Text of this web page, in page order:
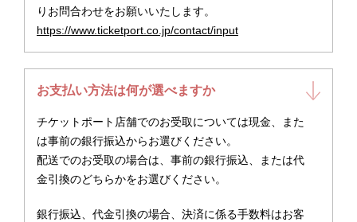
りお問合わせをお願いいたします。
https://www.ticketport.co.jp/contact/input
お支払い方法は何が選べますか
チケットポート店舗でのお受取については現金、また
は事前の銀行振込からお選びください。
配送でのお受取の場合は、事前の銀行振込、または代
金引換のどちらかをお選びください。
銀行振込、代金引換の場合、決済に係る手数料はお客